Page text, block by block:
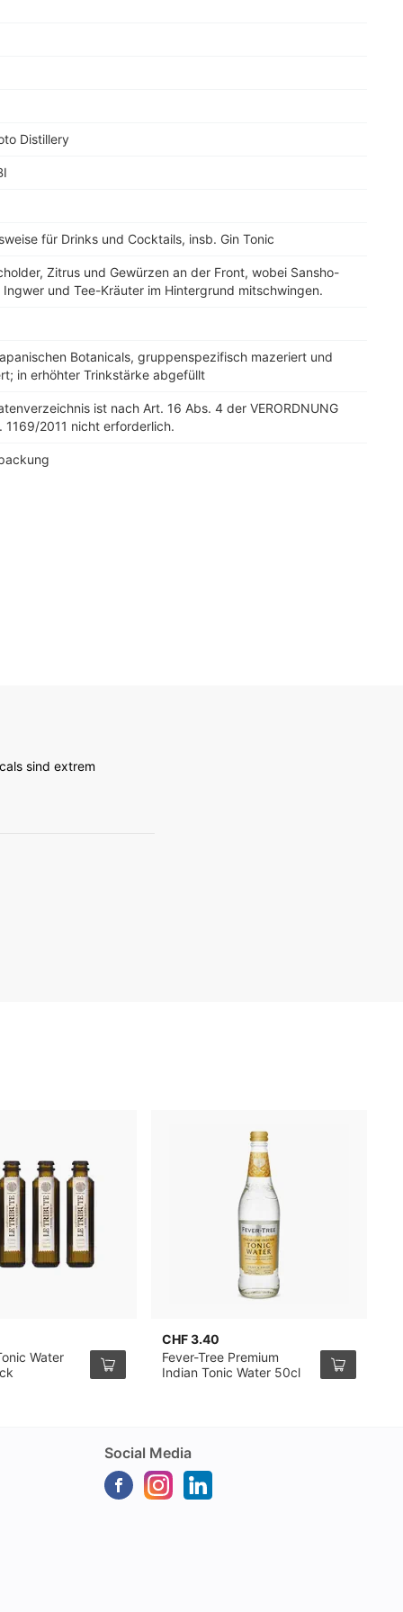
Distillery
für Drinks und Cocktails, insb. Gin Tonic
Zitrus und Gewürzen an der Front, wobei Sansho-
und Tee-Kräuter im Hintergrund mitschwingen.
Botanicals, gruppenspezifisch mazeriert und
in erhöhter Trinkstärke abgefüllt
ist nach Art. 16 Abs. 4 der VERORDNUNG
1169/2011 nicht erforderlich.
sind extrem
Water
CHF 3.40
Fever-Tree Premium
Indian Tonic Water 50cl
Social Media